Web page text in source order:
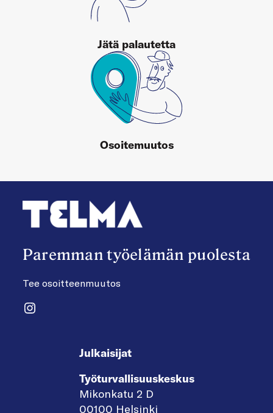
Jätä palautetta
Osoitemuutos
Paremman työelämän puolesta
Tee osoitteenmuutos
Instagram
Julkaisijat
Työturvallisuuskeskus
Mikonkatu 2 D
00100 Helsinki